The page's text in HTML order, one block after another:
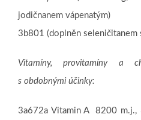
jodičnanem
3b801 (doplněn seleničitanem
Vitamíny, provitamíny a
s obdobnými účinky:
3a672a Vitamin A 8200 m.j.,